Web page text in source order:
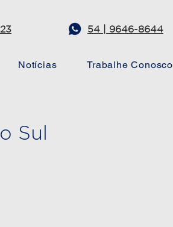
54 | 9646-8644
Notícias Trabalhe Conosco
Sul